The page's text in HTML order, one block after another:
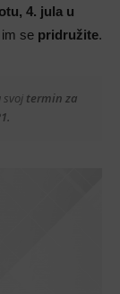
4. jula u
se pridružite.
svoj termin za